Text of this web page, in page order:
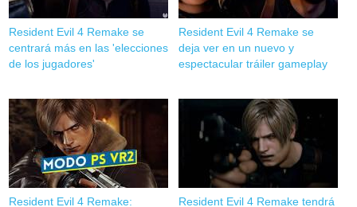
Resident Evil 4 Remake se
centrará más en las 'elecciones
de los jugadores'
Resident Evil 4 Remake se
deja ver en un nuevo y
espectacular tráiler gameplay
Resident Evil 4 Remake:
Resident Evil 4 Remake tendrá